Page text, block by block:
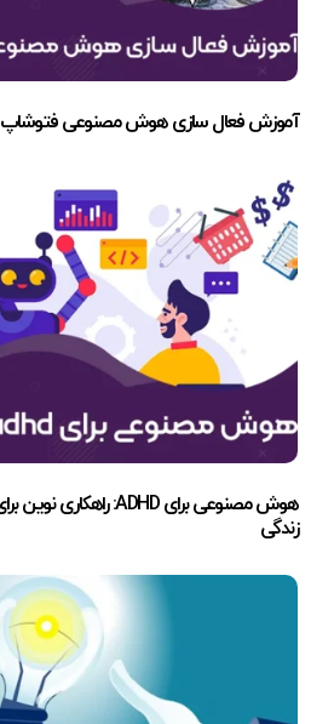
آموزش فعال سازی هوش مصنوعی فتوشاپ
هوش مصنوعی برای ADHD: راهکاری نوین برای مدیریت تمرکز و بهبود
زندگی